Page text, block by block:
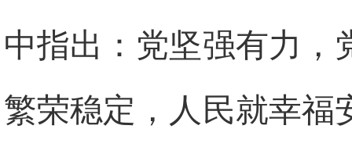
中指出：党坚强有力，
繁荣稳定，人民就幸福